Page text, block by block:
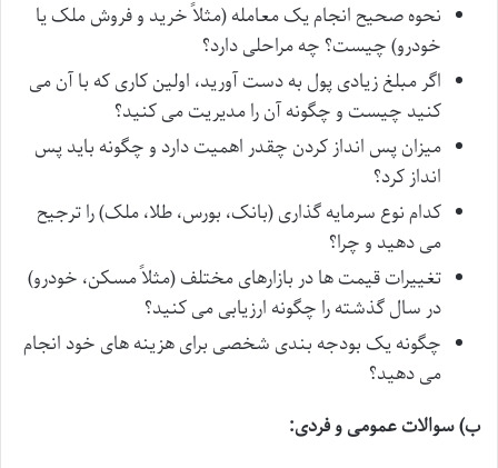
نحوه صحیح انجام یک معامله (مثلاً خرید و فروش ملک یا
خودرو) چیست؟ چه مراحلی دارد؟
اگر مبلغ زیادی پول به دست آورید، اولین کاری که با آن می
کنید چیست و چگونه آن را مدیریت می کنید؟
میزان پس انداز کردن چقدر اهمیت دارد و چگونه باید پس
انداز کرد؟
کدام نوع سرمایه گذاری (بانک، بورس، طلا، ملک) را ترجیح
می دهید و چرا؟
تغییرات قیمت ها در بازارهای مختلف (مثلاً مسکن، خودرو)
در سال گذشته را چگونه ارزیابی می کنید؟
چگونه یک بودجه بندی شخصی برای هزینه های خود انجام
می دهید؟
ب) سوالات عمومی و فردی: